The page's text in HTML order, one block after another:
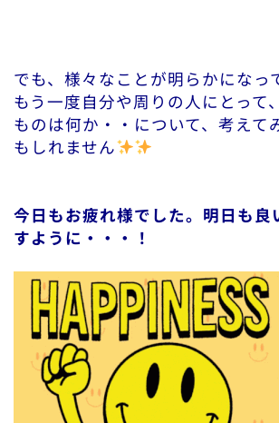
でも、様々なことが明らかになっ
もう一度自分や周りの人にとって
ものは何か・・について、考えて
もしれません
今日もお疲れ様でした。明日も良
すように・・・！